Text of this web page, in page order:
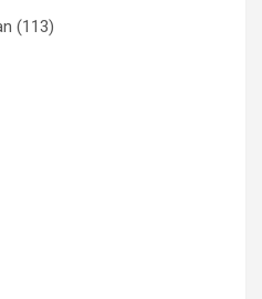
(113)